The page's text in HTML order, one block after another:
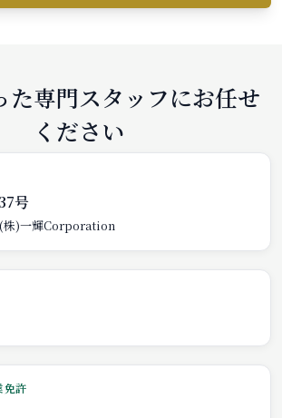
た専門スタッフにお任せ
ください
号
株)一輝Corporation
免許